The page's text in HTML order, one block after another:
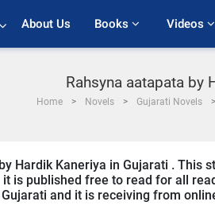
About Us Books Videos
Rahsyna aatapata by
Home Novels Gujarati Novels
Hardik Kaneriya in Gujarati . This
is published free to read for all
and it is receiving from